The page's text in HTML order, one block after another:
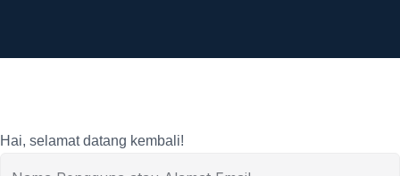
Hai, selamat datang kembali!